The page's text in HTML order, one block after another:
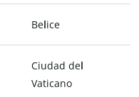
Belice
Ciudad del
Vaticano